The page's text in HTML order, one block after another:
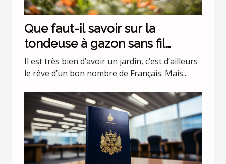
Que faut-il savoir sur la
tondeuse à gazon sans fil
batterie 36 v Black+Decker
CLMA4820L2-QW ?
Il est très bien d’avoir un jardin, c’est d’ailleurs
le rêve d’un bon nombre de Français. Mais...